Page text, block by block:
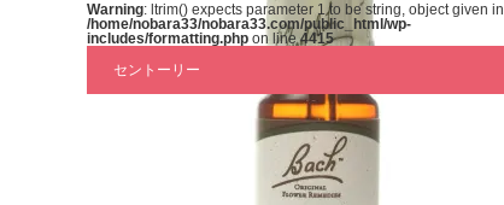
Warning: ltrim() expects parameter 1 to be string, object given in
/home/nobara33/nobara33.com/public_html/wp-
includes/formatting.php on line4415
セントーリー